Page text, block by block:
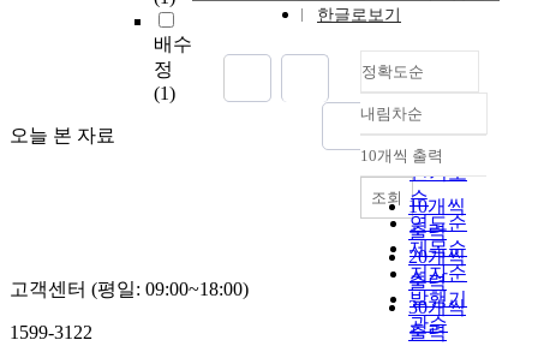
배수
정
(1)
오늘 본 자료
t
i
한글로보기
정확도순
정확도
순
인기도
순
연도순
제목순
저자순
발행기
관순
내림차순
내림차순
10개씩 출력
10개씩
출력
20개씩
출력
30개씩
출력
조회
고객센터 (평일: 09:00~18:00)
1599-3122